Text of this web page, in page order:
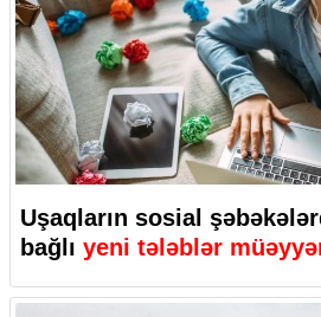
Uşaqların sosial
bağlı yeni tələblər